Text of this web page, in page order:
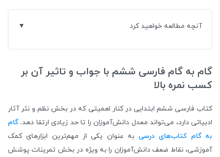
آنچه مطالعه خواهید کرد
گام به گام فارسی ششم با جواب و تاثیر آن بر
کسب نمره بالا
کتاب فارسی ششم ابتدایی در کنار اهمیتی که در بخش نظم و نثر آثار
ادبیاتی دارد، می‌تواند معدل دانش‌آموزان را تا حد زیادی ارتقا دهد.گام
به گام کتاب‌های درسی به عنوان یکی از مهم‌ترین ابزارهای کمک
آموزشی، نقاط ضعف دانش‌آموزان را به ویژه در بخش تمرینات پوشش